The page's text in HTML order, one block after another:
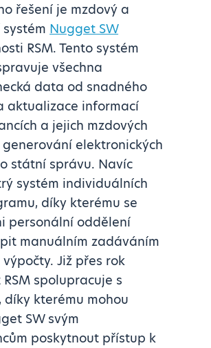
řešení je mzdový a
Nugget SW
RSM. Tento systém
všechna
data od snadného
aktualizace informací
a jejich mzdových
elektronických
státní správu. Navíc
systém individuálních
díky kterému se
personální oddělení
manuálním zadáváním
Již přes rok
spolupracuje s
díky kterému mohou
SW svým
poskytnout přístup k